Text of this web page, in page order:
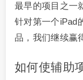
最早的项目之一
针对第一个iPad
品，我们继续赢
如何使辅助